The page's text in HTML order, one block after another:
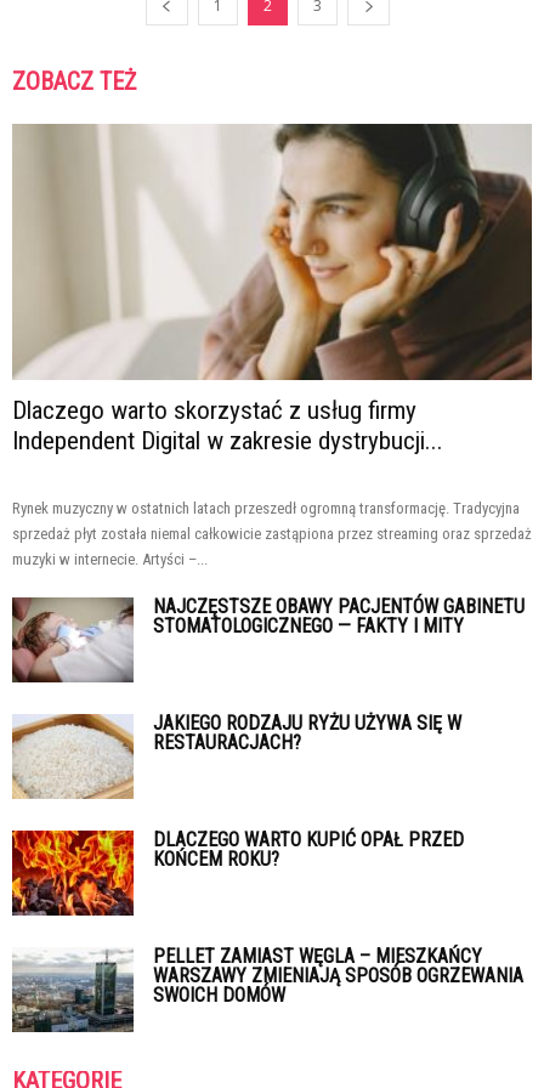
1 2 3
ZOBACZ TEŻ
Dlaczego warto skorzystać z usług firmy
Independent Digital w zakresie dystrybucji...
Rynek muzyczny w ostatnich latach przeszedł ogromną transformację. Tradycyjna
sprzedaż płyt została niemal całkowicie zastąpiona przez streaming oraz sprzedaż
muzyki w internecie. Artyści –...
NAJCZĘSTSZE OBAWY PACJENTÓW GABINETU
STOMATOLOGICZNEGO — FAKTY I MITY
JAKIEGO RODZAJU RYŻU UŻYWA SIĘ W
RESTAURACJACH?
DLACZEGO WARTO KUPIĆ OPAŁ PRZED
KOŃCEM ROKU?
PELLET ZAMIAST WĘGLA – MIESZKAŃCY
WARSZAWY ZMIENIAJĄ SPOSÓB OGRZEWANIA
SWOICH DOMÓW
KATEGORIE